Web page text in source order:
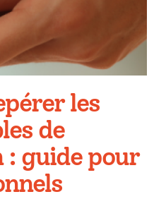
les
de
guide pour